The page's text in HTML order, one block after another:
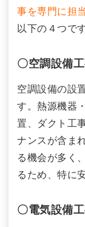
事を専門に担当
以下の４つです
〇空調設備
空調設備の設
す。熱源機器
置、ダクト工
ナンスが含ま
る機会が多く
るため、特に
〇電気設備